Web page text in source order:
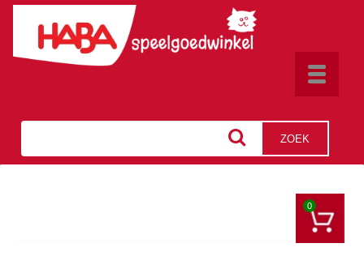
Toggle
ZOEK
0